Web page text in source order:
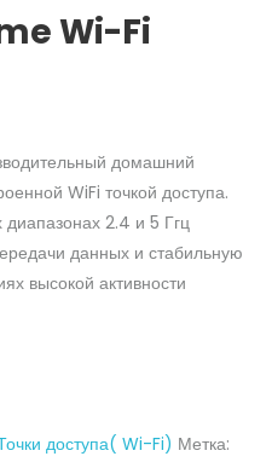
Wi-Fi
домашний
WiFi точкой доступа.
диапазонах 2.4 и 5 Ггц
данных и стабильную
высокой активности
доступа( Wi-Fi) Метка: